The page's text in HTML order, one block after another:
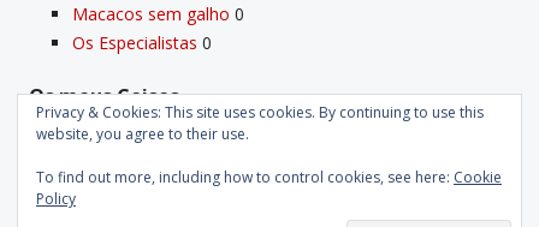
Macacos sem galho 0
Os Especialistas 0
Os meus Coisos
Deus0
Privacy & Cookies: This site uses cookies. By continuing to use this
website, you agree to their use.
To find out more, including how to control cookies, see here: Cookie
Policy